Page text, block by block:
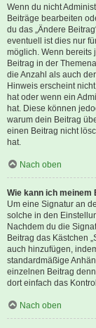
Wenn du nicht
Beiträge bearbeiten
du das „Ändere
eventuell ist dies nur
möglich. Wenn bereits
Beitrag in der
die Anzahl als auch
Hinweis erscheint
hat oder wenn ein
hat. Diese können
warum dein Beitrag
einen Beitrag nicht
hat.
Nach oben
Wie kann ich meinem
Um eine Signatur an
solche in den
Nachdem du die
Beitrag das Kästchen
auch hinzufügen,
standardmäßige
einzelnen Beitrag
dort einfach das
Nach oben